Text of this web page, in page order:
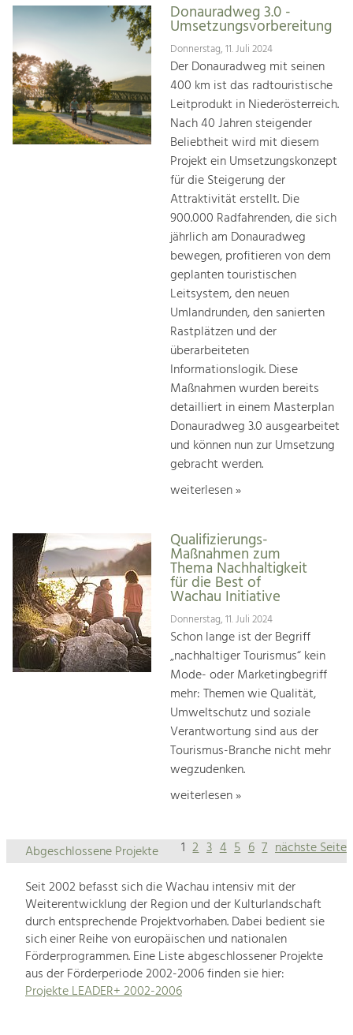
Donauradweg 3.0 -
Umsetzungsvorbereitung
Donnerstag, 11. Juli 2024
Der Donauradweg mit seinen
400 km ist das radtouristische
Leitprodukt in Niederösterreich.
Nach 40 Jahren steigender
Beliebtheit wird mit diesem
Projekt ein Umsetzungskonzept
für die Steigerung der
Attraktivität erstellt. Die
900.000 Radfahrenden, die sich
jährlich am Donauradweg
bewegen, profitieren von dem
geplanten touristischen
Leitsystem, den neuen
Umlandrunden, den sanierten
Rastplätzen und der
überarbeiteten
Informationslogik. Diese
Maßnahmen wurden bereits
detailliert in einem Masterplan
Donauradweg 3.0 ausgearbeitet
und können nun zur Umsetzung
gebracht werden.
weiterlesen »
Qualifizierungs-
Maßnahmen zum
Thema Nachhaltigkeit
für die Best of
Wachau Initiative
Donnerstag, 11. Juli 2024
Schon lange ist der Begriff
„nachhaltiger Tourismus“ kein
Mode- oder Marketingbegriff
mehr: Themen wie Qualität,
Umweltschutz und soziale
Verantwortung sind aus der
Tourismus-Branche nicht mehr
wegzudenken.
weiterlesen »
1 2 3 4 5 6 7 nächste Seite
Abgeschlossene Projekte
Seit 2002 befasst sich die Wachau intensiv mit der
Weiterentwicklung der Region und der Kulturlandschaft
durch entsprechende Projektvorhaben. Dabei bedient sie
sich einer Reihe von europäischen und nationalen
Förderprogrammen. Eine Liste abgeschlossener Projekte
aus der Förderperiode 2002-2006 finden sie hier:
Projekte LEADER+ 2002-2006